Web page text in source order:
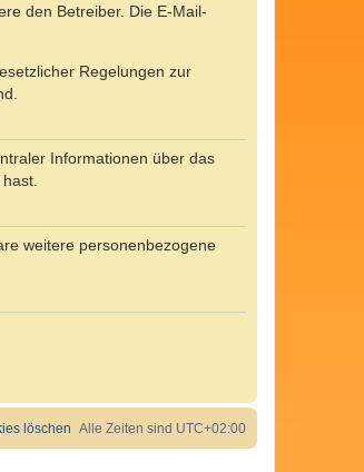
den Betreiber. Die E-Mail-
Regelungen zur
Informationen über das
weitere personenbezogene
Alle Zeiten sind UTC+02:00
löschen